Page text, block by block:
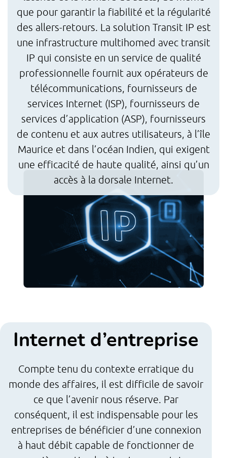
que pour garantir la fiabilité et la régularité
des allers-retours. La solution Transit IP est
une infrastructure multihomed avec transit
IP qui consiste en un service de qualité
professionnelle fournit aux opérateurs de
télécommunications, fournisseurs de
services Internet (ISP), fournisseurs de
services d’application (ASP), fournisseurs
de contenu et aux autres utilisateurs, à l’île
Maurice et dans l’océan Indien, qui exigent
une efficacité de haute qualité, ainsi qu’un
accès à la dorsale Internet.
Internet d’entreprise
Compte tenu du contexte erratique du
monde des affaires, il est difficile de savoir
ce que l’avenir nous réserve. Par
conséquent, il est indispensable pour les
entreprises de bénéficier d’une connexion
à haut débit capable de fonctionner de